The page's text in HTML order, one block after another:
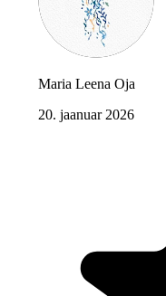
Maria Leena Oja
20. jaanuar 2026